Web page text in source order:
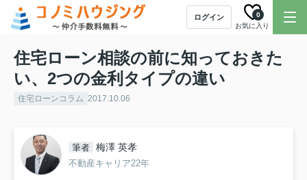
ログイン
お気に入り
0
住宅ローン相談の前に知っておきた
い、2つの金利タイプの違い
住宅ローンコラム 2017.10.06
筆者 梅澤 英孝
不動産キャリア22年